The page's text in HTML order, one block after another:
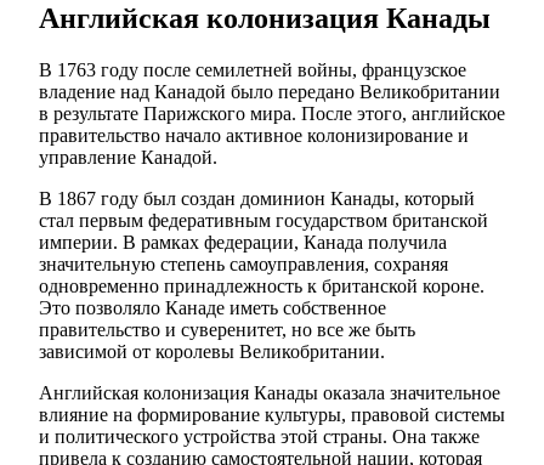
Английская колонизация Канады
В 1763 году после семилетней войны, французское
владение над Канадой было передано Великобритании
в результате Парижского мира. После этого, английское
правительство начало активное колонизирование и
управление Канадой.
В 1867 году был создан доминион Канады, который
стал первым федеративным государством британской
империи. В рамках федерации, Канада получила
значительную степень самоуправления, сохраняя
одновременно принадлежность к британской короне.
Это позволяло Канаде иметь собственное
правительство и суверенитет, но все же быть
зависимой от королевы Великобритании.
Английская колонизация Канады оказала значительное
влияние на формирование культуры, правовой системы
и политического устройства этой страны. Она также
привела к созданию самостоятельной нации, которая